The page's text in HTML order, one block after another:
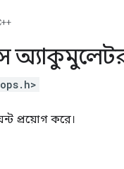
অ্যাকুমুলেটর
প্রয়োগ করে।